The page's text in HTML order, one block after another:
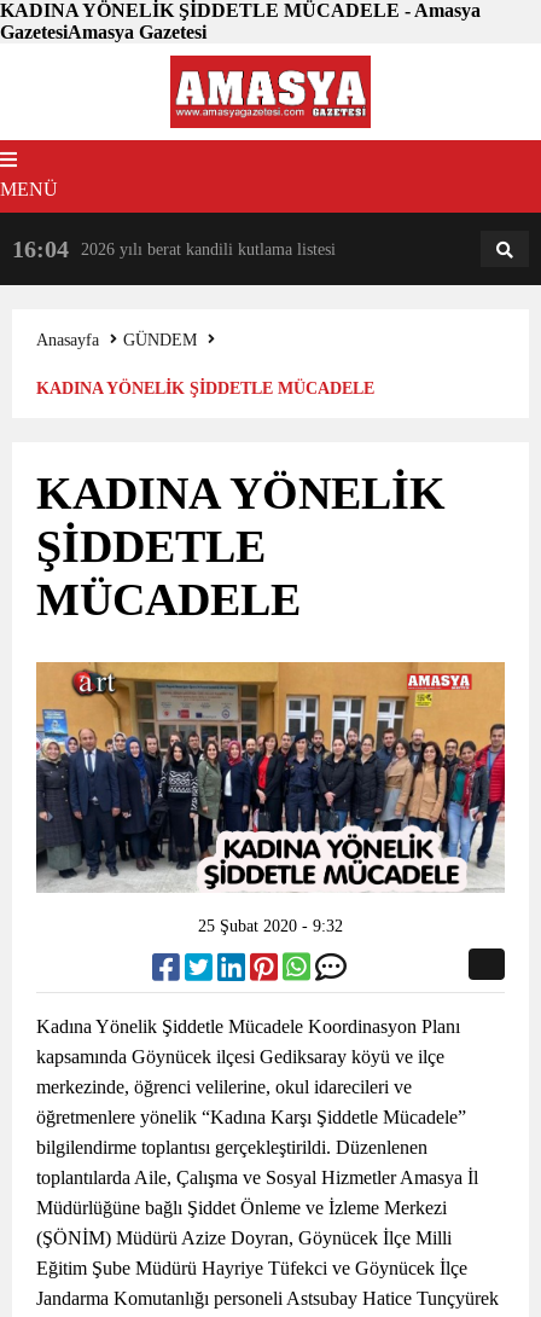
KADINA YÖNELİK ŞİDDETLE MÜCADELE - Amasya
GazetesiAmasya Gazetesi
MENÜ
16:04 2026 yılı berat kandili kutlama listesi 18:31
Anasayfa
GÜNDEM
KADINA YÖNELİK ŞİDDETLE MÜCADELE
KADINA YÖNELİK
ŞİDDETLE
MÜCADELE
25 Şubat 2020 - 9:32
Kadına Yönelik Şiddetle Mücadele Koordinasyon Planı
kapsamında Göynücek ilçesi Gediksaray köyü ve ilçe
merkezinde, öğrenci velilerine, okul idarecileri ve
öğretmenlere yönelik “Kadına Karşı Şiddetle Mücadele”
bilgilendirme toplantısı gerçekleştirildi. Düzenlenen
toplantılarda Aile, Çalışma ve Sosyal Hizmetler Amasya İl
Müdürlüğüne bağlı Şiddet Önleme ve İzleme Merkezi
(ŞÖNİM) Müdürü Azize Doyran, Göynücek İlçe Milli
Eğitim Şube Müdürü Hayriye Tüfekci ve Göynücek İlçe
Jandarma Komutanlığı personeli Astsubay Hatice Tunçyürek